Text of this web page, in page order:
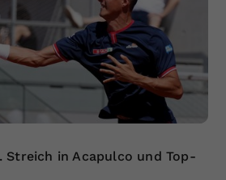
Streich in Acapulco und Top-